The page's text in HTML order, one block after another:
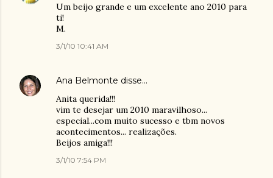
Um beijo grande e um excelente ano 2010 para
ti!
M.
3/1/10 10:41 AM
Ana Belmonte disse…
Anita querida!!!
vim te desejar um 2010 maravilhoso...
especial...com muito sucesso e tbm novos
acontecimentos... realizações.
Beijos amiga!!!
3/1/10 7:54 PM